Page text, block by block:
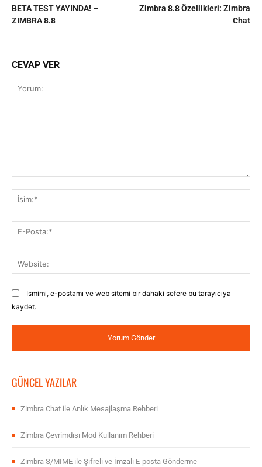
BETA TEST YAYINDA! –
ZIMBRA 8.8
Zimbra 8.8 Özellikleri: Zimbra
Chat
CEVAP VER
Ismimi, e-postamı ve web sitemi bir dahaki sefere bu tarayıcıya
kaydet.
GÜNCEL YAZILAR
Zimbra Chat ile Anlık Mesajlaşma Rehberi
Zimbra Çevrimdışı Mod Kullanım Rehberi
Zimbra S/MIME ile Şifreli ve İmzalı E-posta Gönderme